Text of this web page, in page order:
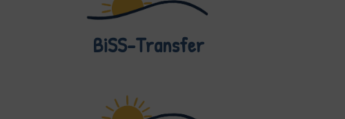
BiSS-Transfer